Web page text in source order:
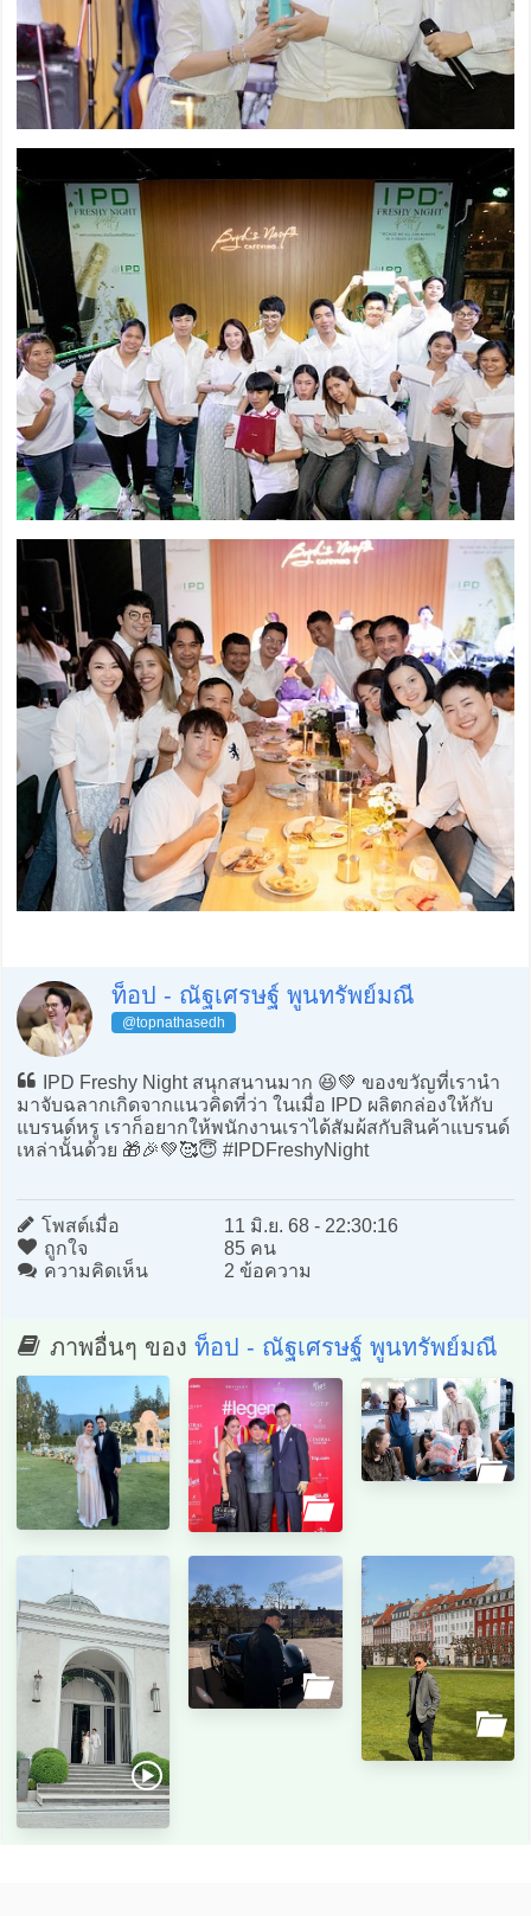
ท็อป - ณัฐเศรษฐ์ พูนทรัพย์มณี
@topnathasedh
IPD Freshy Night สนุกสนานมาก 😆💚 ของขวัญที่เรานำ
มาจับฉลากเกิดจากแนวคิดที่ว่า ในเมื่อ IPD ผลิตกล่องให้กับ
แบรนด์หรู เราก็อยากให้พนักงานเราได้สัมผ้สกับสินค้าแบรนด์
เหล่านั้นด้วย 🎁🎉💚🥰😇 #IPDFreshyNight
โพสต์เมื่อ
11 มิ.ย. 68 - 22:30:16
ถูกใจ
85 คน
ความคิดเห็น
2 ข้อความ
ภาพอื่นๆ ของ ท็อป - ณัฐเศรษฐ์ พูนทรัพย์มณี